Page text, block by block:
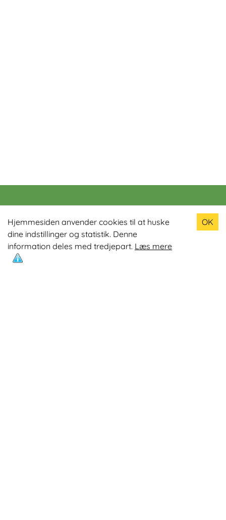
Hjemmesiden anvender cookies til at huske
dine indstillinger og statistik. Denne
information deles med tredjepart. Læs mere
OK
Populære produkter
Odin R900 Romaskine
Odin S900 Spinningcykel